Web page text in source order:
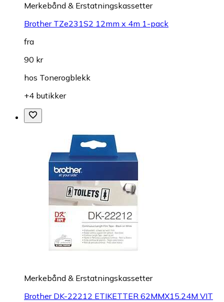
Merkebånd & Erstatningskassetter
Brother TZe231S2 12mm x 4m 1-pack
fra
90 kr
hos Tonerogblekk
+4 butikker
Merkebånd & Erstatningskassetter
Brother DK-22212 ETIKETTER 62MMX15.24M VIT